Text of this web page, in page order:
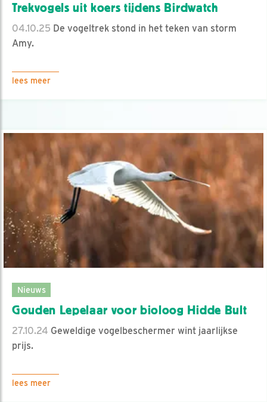
Trekvogels uit koers tijdens Birdwatch
04.10.25 De vogeltrek stond in het teken van storm
Amy.
lees meer
Nieuws
Gouden Lepelaar voor bioloog Hidde Bult
27.10.24 Geweldige vogelbeschermer wint jaarlijkse
prijs.
lees meer